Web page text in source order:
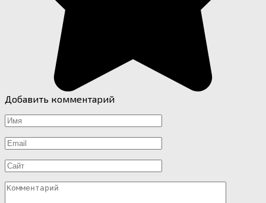
Добавить комментарий
Имя
*
Email
*
Сайт
Комментарий